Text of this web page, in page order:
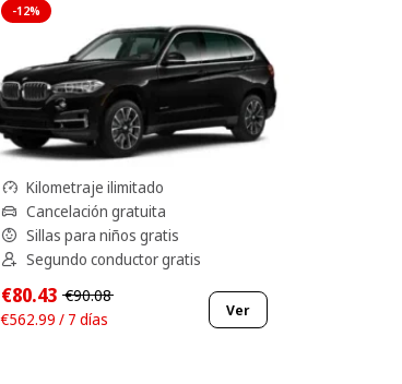
-12%
Kilometraje ilimitado
Cancelación gratuita
Sillas para niños gratis
Segundo conductor gratis
€80.43 €90.08
€562.99 / 7 días
Ver